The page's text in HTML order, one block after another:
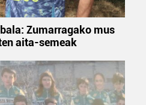
cookie teknologiaz
gero, teknologia hori
ematen diguzu.Gehiago
Zumarragako mus
aita-semeak